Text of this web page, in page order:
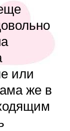
или
же в